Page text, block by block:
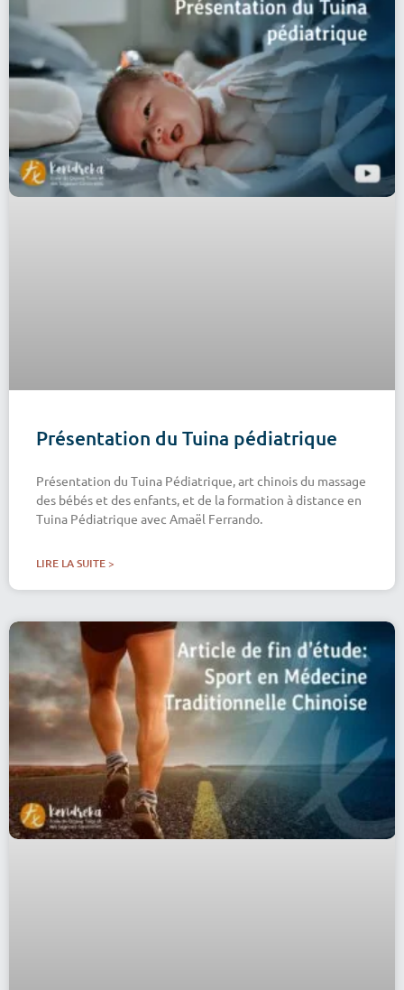
Présentation du Tuina pédiatrique
Présentation du Tuina Pédiatrique, art chinois du massage
des bébés et des enfants, et de la formation à distance en
Tuina Pédiatrique avec Amaël Ferrando.
LIRE LA SUITE >